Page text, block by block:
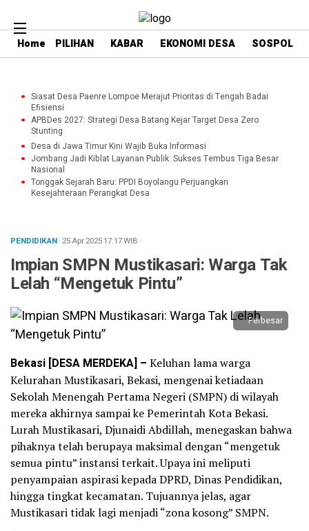
Home PILIHAN KABAR EKONOMI DESA SOSPOL
Siasat Desa Paenre Lompoe Merajut Prioritas di Tengah Badai
Efisiensi
APBDes 2027: Strategi Desa Batang Kejar Target Desa Zero
Stunting
Desa di Jawa Timur Kini Wajib Buka Informasi
Jombang Jadi Kiblat Layanan Publik: Sukses Tembus Tiga Besar
Nasional
Tonggak Sejarah Baru: PPDI Boyolangu Perjuangkan
Kesejahteraan Perangkat Desa
PENDIDIKAN· 25 Apr 202517:17WIB ·
Impian SMPN Mustikasari: Warga Tak
Lelah “Mengetuk Pintu”
Perbesar
Bekasi [DESA MERDEKA] – Keluhan lama warga
Kelurahan Mustikasari, Bekasi, mengenai ketiadaan
Sekolah Menengah Pertama Negeri (SMPN) di wilayah
mereka akhirnya sampai ke Pemerintah Kota Bekasi.
Lurah Mustikasari, Djunaidi Abdillah, menegaskan bahwa
pihaknya telah berupaya maksimal dengan “mengetuk
semua pintu” instansi terkait. Upaya ini meliputi
penyampaian aspirasi kepada DPRD, Dinas Pendidikan,
hingga tingkat kecamatan. Tujuannya jelas, agar
Mustikasari tidak lagi menjadi “zona kosong” SMPN.